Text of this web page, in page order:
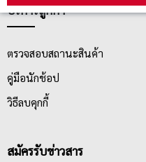
บริการลูกค้า
ตรวจสอบสถานะสินค้า
คู่มือนักช้อป
วิธีลบคุกกี้
สมัครรับข่าวสาร